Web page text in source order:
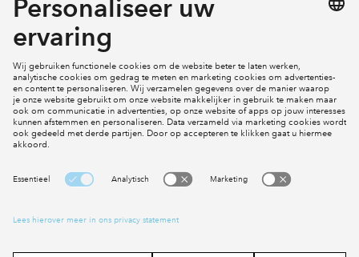
Mijn profiel
Social Media
Cookies